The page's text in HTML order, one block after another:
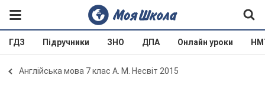
ГДЗ Підручники ЗНО ДПА Онлайн уроки
Англійська мова 7 клас А. М. Несвіт 2015